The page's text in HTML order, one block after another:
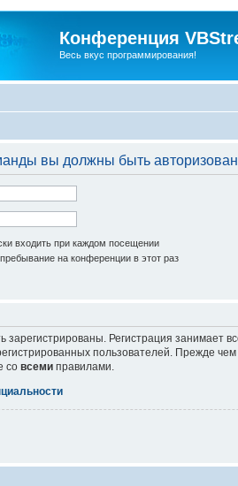
Конференция
Весь вкус программирования!
вы должны быть
входить при каждом посещении
на конференции в этот раз
Регистрация занимает
пользователей. Прежде
со всеми правилами.